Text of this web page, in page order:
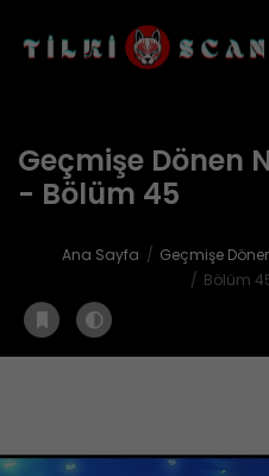
Geçmişe Dönen
- Bölüm 45
Ana Sayfa
Geçmişe
Bölüm